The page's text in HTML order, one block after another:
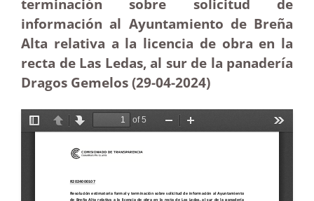
terminación sobre solicitud de
información al Ayuntamiento de Breña
Alta relativa a la licencia de obra en la
recta de Las Ledas, al sur de la panadería
Dragos Gemelos (29-04-2024)